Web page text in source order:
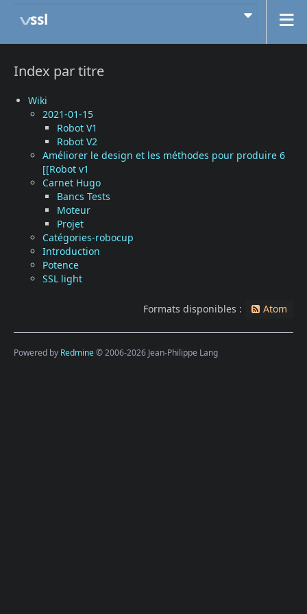
ssl
Index par titre
Wiki
2021-01-15
Robot V1
Robot V2
Améliorer le design et les méthodes pour produire 6
[[Robot v1
Carnet Hugo
Bancs Tests
Moteur
Projet
Catégories-robocup
Introduction
Potence
SSL light
Formats disponibles : Atom
Powered by Redmine© 2006-2026 Jean-Philippe Lang